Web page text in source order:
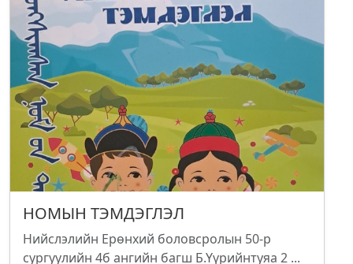
НОМЫН ТЭМДЭГЛЭЛ
Нийслэлийн Ерөнхий боловсролын 50-р
сургуулийн 4б ангийн багш Б.Үүрийнтуяа 2 ...